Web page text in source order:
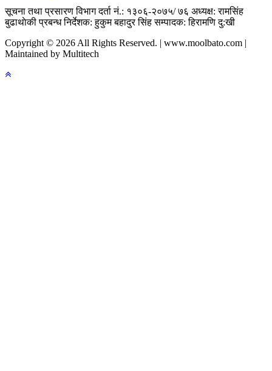
सूचना तथा प्रसारण विभाग दर्ता नं.: १३०६-२०७५/ ७६ अध्यक्ष: रामसिंह
बुढाथाेकी प्रबन्ध निर्देशक: हुकुम बहादुर सिंह सम्पादक: हिरामणि दु:खी
Copyright © 2026 All Rights Reserved. | www.moolbato.com |
Maintained by Multitech